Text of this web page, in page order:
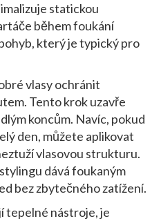
statickou
během foukání
který je typický pro
vlasy ochránit
Tento krok uzavře
koncům. Navíc, pokud
den, můžete aplikovat
vlasovou strukturu.
dáváfoukaným
bez zbytečného zatížení.
tepelné nástroje, je